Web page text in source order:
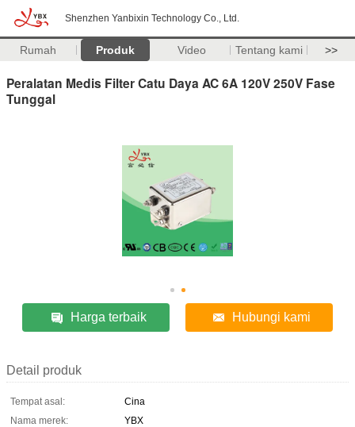
Shenzhen Yanbixin Technology Co., Ltd.
Rumah Produk Video Tentang kami >>
Peralatan Medis Filter Catu Daya AC 6A 120V 250V Fase
Tunggal
Harga terbaik Hubungi kami
Detail produk
Tempat asal:
Cina
Nama merek:
YBX